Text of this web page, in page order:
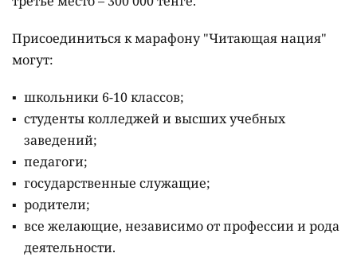
Присоединиться к марафону "Читающая нация"
могут:
школьники 6-10 классов;
студенты колледжей и высших учебных
заведений;
педагоги;
государственные служащие;
родители;
все желающие, независимо от профессии и рода
деятельности.